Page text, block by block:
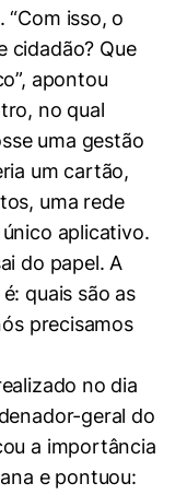
isso, o
cidadão? Que
apontou
no qual
uma gestão
um cartão,
uma rede
aplicativo.
do papel. A
quais são as
precisamos
no dia
geral do
a importância
e pontuou: